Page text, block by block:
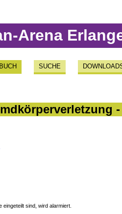
Arena
SUCHE
sind, wird alarmiert.